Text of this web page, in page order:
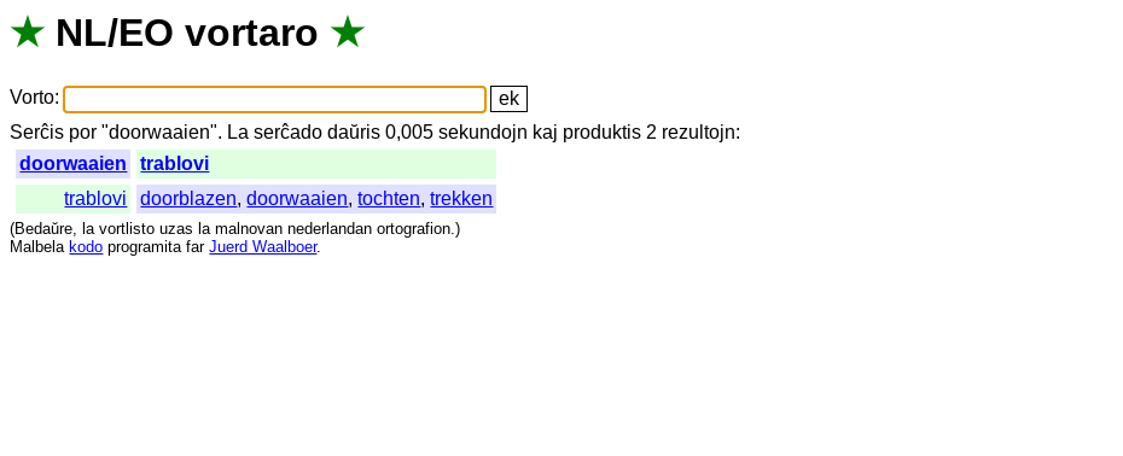
★ NL/EO vortaro ★
Vorto:
Serĉis por "doorwaaien". La serĉado daŭris 0,005sekundojn kaj produktis 2 rezultojn:
doorwaaien
trablovi
trablovi
doorblazen,doorwaaien,tochten,trekken
(Bedaŭre, la vortlisto uzas la malnovan nederlandan ortografion.)
Malbela kodo programita far Juerd Waalboer.